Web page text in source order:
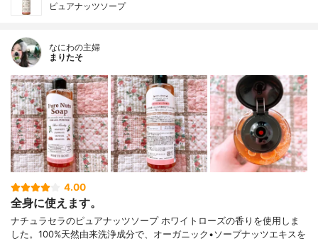
ピュアナッツソープ
なにわの主婦
まりたそ
4.00
全身に使えます。
ナチュラセラのピュアナッツソープ ホワイトローズの香りを使用しま
した。100%天然由来洗浄成分で、オーガニック•ソープナッツエキスを